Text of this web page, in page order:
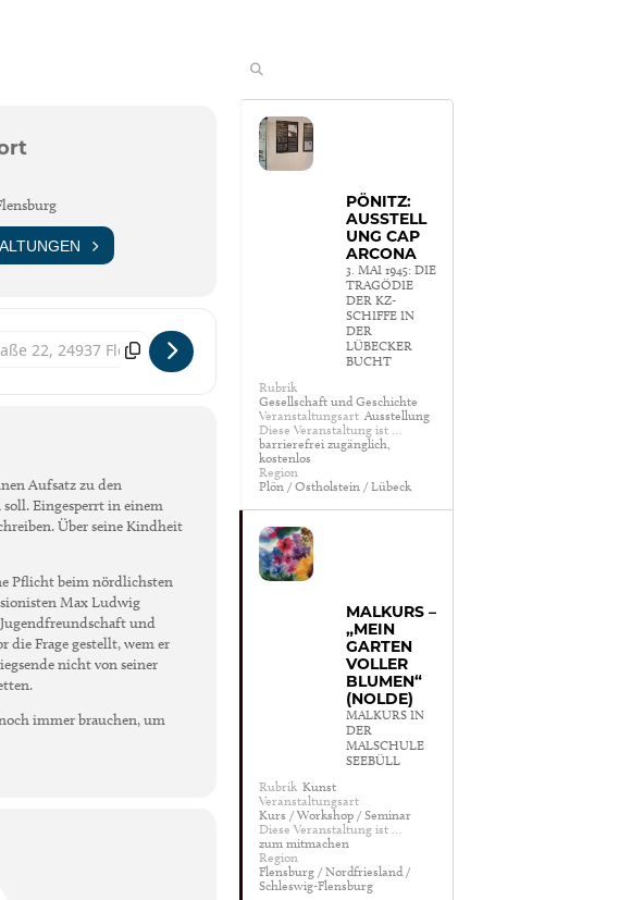
- DEUTSCHSTUNDE [uc5BnFZEf]
Aufsatz zu den
soll. Eingesperrt in einem
Über seine Kindheit
Pflicht beim nördlichsten
Max Ludwig
und
die Frage gestellt, wem er
nicht von seiner
immer brauchen, um
PÖNITZ:
AUSSTELL
UNG CAP
ARCONA
3. MAI 1945: DIE
TRAGÖDIE
DER KZ-
SCHIFFE IN
DER
LÜBECKER
BUCHT
Rubrik
Gesellschaft und Geschichte
Veranstaltungsart Ausstellung
Diese Veranstaltung ist …
barrierefrei zugänglich,
kostenlos
Region
Plön / Ostholstein / Lübeck
MALKURS –
„MEIN
GARTEN
VOLLER
BLUMEN“
(NOLDE)
MALKURS IN
DER
MALSCHULE
SEEBÜLL
Rubrik Kunst
Veranstaltungsart
Kurs / Workshop / Seminar
Diese Veranstaltung ist …
zum mitmachen
Region
Flensburg / Nordfriesland /
Schleswig-Flensburg